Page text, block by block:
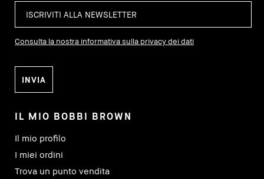
Consulta la nostra informativa sulla privacy dei dati
IL MIO BOBBI BROWN
Il mio profilo
I miei ordini
Trova un punto vendita